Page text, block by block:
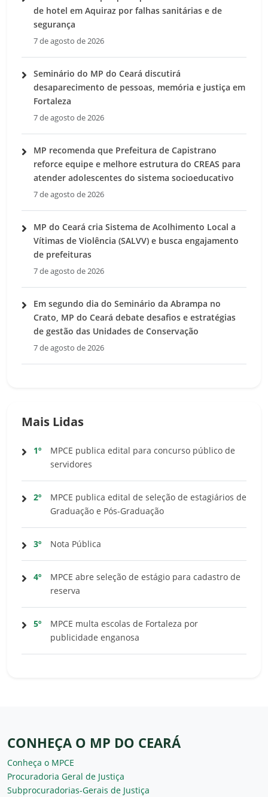
de hotel em Aquiraz por falhas sanitárias e de
segurança
7 de agosto de 2026
Seminário do MP do Ceará discutirá
desaparecimento de pessoas, memória e justiça em
Fortaleza
7 de agosto de 2026
MP recomenda que Prefeitura de Capistrano
reforce equipe e melhore estrutura do CREAS para
atender adolescentes do sistema socioeducativo
7 de agosto de 2026
MP do Ceará cria Sistema de Acolhimento Local a
Vítimas de Violência (SALVV) e busca engajamento
de prefeituras
7 de agosto de 2026
Em segundo dia do Seminário da Abrampa no
Crato, MP do Ceará debate desafios e estratégias
de gestão das Unidades de Conservação
7 de agosto de 2026
Mais Lidas
1º
MPCE publica edital para concurso público de
servidores
2º
MPCE publica edital de seleção de estagiários de
Graduação e Pós-Graduação
3º Nota Pública
4º
MPCE abre seleção de estágio para cadastro de
reserva
5º
MPCE multa escolas de Fortaleza por
publicidade enganosa
CONHEÇA O MP DO CEARÁ
Conheça o MPCE
Procuradoria Geral de Justiça
Subprocuradorias-Gerais de Justiça